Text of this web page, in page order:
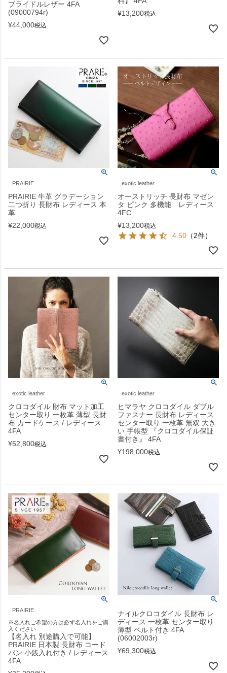
ブライドルレザー 4FA
(09000794r)
¥44,000税込
¥13,200税込
PRAIRIE
PRAIRIE 牛革 グラデーション
二つ折り 長財布 レディース 本
革
¥22,000税込
exotic leather
オーストリッチ 長財布 マゼン
タ ピンク 多機能 レディース
4FC
¥13,200税込
4.50 （2件）
exotic leather
クロコダイル 財布 マット加工
センター取り 一枚革 薄型 長財
布 カードケース / レディース
4FA
¥52,800税込
exotic leather
ヒマラヤ クロコダイル ダブル
ファスナー 長財布 レディース
センター取り 一枚革 無双 大き
い 手帳型 『クロコダイル保証
書付き』 4FA
¥198,000税込
PRAIRIE
※名入れご希望の方は必ず名入れをご購
入ください
【名入れ 別途購入で可能】
PRAIRIE 日本製 長財布 コード
バン 小銭入れ付き / レディース
4FA
ナイルクロコダイル 長財布 レ
ディース 一枚革 センター取り
薄型 ベルト付き 4FA
(06002003r)
¥69,300税込